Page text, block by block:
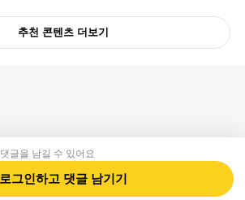
추천 콘텐츠 더보기
댓글을 남길 수 있어요
로그인하고 댓글 남기기